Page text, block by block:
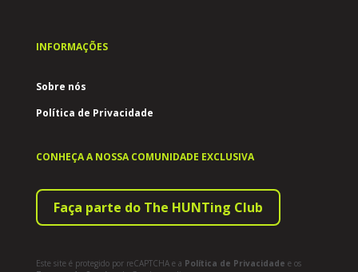
INFORMAÇÕES
CONHEÇA A NOSSA COMUNIDADE EXCLUSIVA